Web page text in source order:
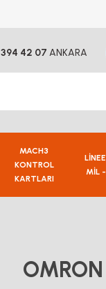
394 42 07 ANKARA
MACH3
KONTROL
KARTLARI
MİL